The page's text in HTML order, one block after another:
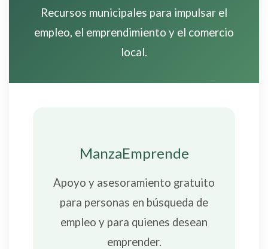
Recursos municipales para impulsar el
empleo, el emprendimiento y el comercio
local.
ManzaEmprende
Apoyo y asesoramiento gratuito
para personas en búsqueda de
empleo y para quienes desean
emprender.